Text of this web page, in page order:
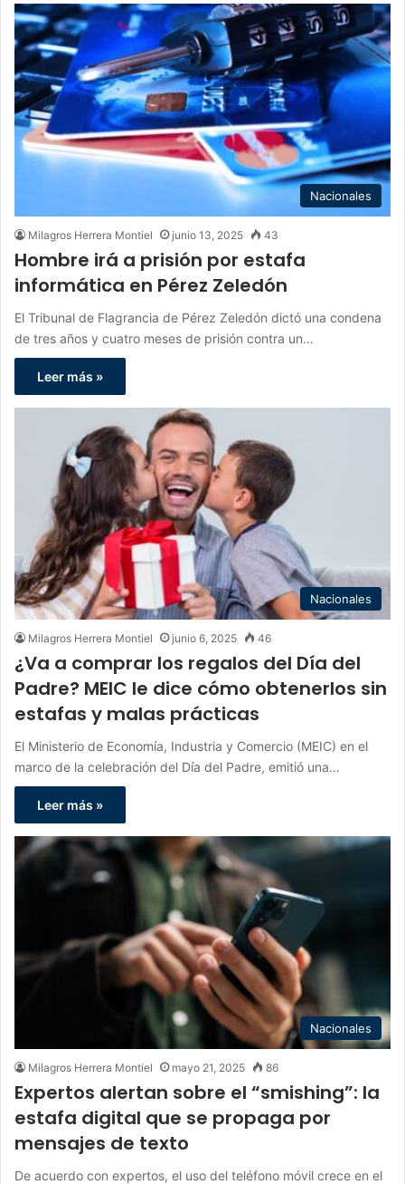
Nacionales
Milagros Herrera Montiel junio 13, 2025 43
Hombre irá a prisión por estafa
informática en Pérez Zeledón
El Tribunal de Flagrancia de Pérez Zeledón dictó una condena
de tres años y cuatro meses de prisión contra un…
Leer más »
Nacionales
Milagros Herrera Montiel junio 6, 2025 46
¿Va a comprar los regalos del Día del
Padre? MEIC le dice cómo obtenerlos sin
estafas y malas prácticas
El Ministerio de Economía, Industria y Comercio (MEIC) en el
marco de la celebración del Día del Padre, emitió una…
Leer más »
Nacionales
Milagros Herrera Montiel mayo 21, 2025 86
Expertos alertan sobre el “smishing”: la
estafa digital que se propaga por
mensajes de texto
De acuerdo con expertos, el uso del teléfono móvil crece en el